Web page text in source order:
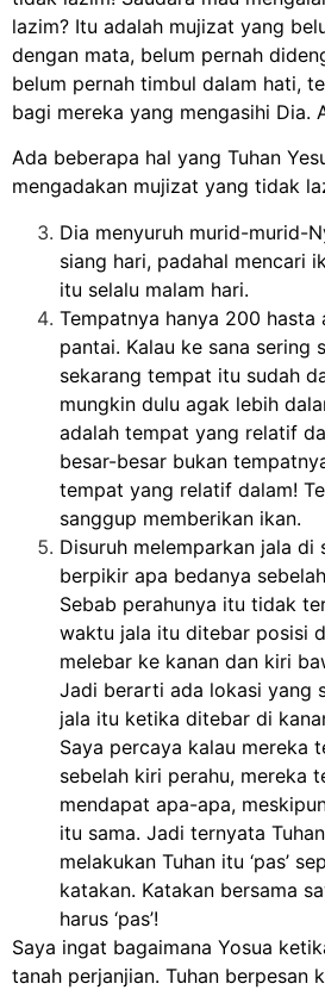
lazim? Itu adalah mujizat yang
dengan mata, belum pernah
belum pernah timbul dalam hati,
bagi mereka yang mengasihi Dia.
Ada beberapa hal yang Tuhan
mengadakan mujizat yang tidak
Dia menyuruh murid-murid-
siang hari, padahal mencari
itu selalu malam hari.
Tempatnya hanya 200
pantai. Kalau ke sana sering
sekarang tempat itu sudah
mungkin dulu agak lebih
adalah tempat yang relatif
besar-besar bukan
tempat yang relatif dalam!
sanggup memberikan ikan.
Disuruh melemparkan jala di
berpikir apa bedanya
Sebab perahunya itu tidak
waktu jala itu ditebar posisi
melebar ke kanan dan kiri
Jadi berarti ada lokasi yang
jala itu ketika ditebar di
Saya percaya kalau mereka
sebelah kiri perahu, mereka
mendapat apa-apa,
itu sama. Jadi ternyata
melakukan Tuhan itu ‘pas’
katakan. Katakan bersama
harus ‘pas’!
Saya ingat bagaimana Yosua
tanah perjanjian. Tuhan berpesan